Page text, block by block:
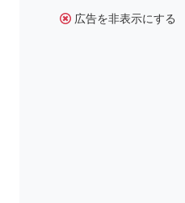
広告を非表示にする